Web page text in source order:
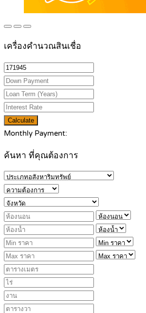
เครื่องคำนวณสินเชื่อ
Calculate
Monthly Payment:
ค้นหา ที่คุณต้องการ